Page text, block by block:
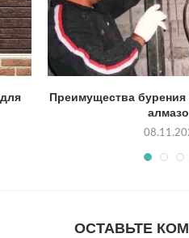
Преимущества
ОСТАВЬТЕ